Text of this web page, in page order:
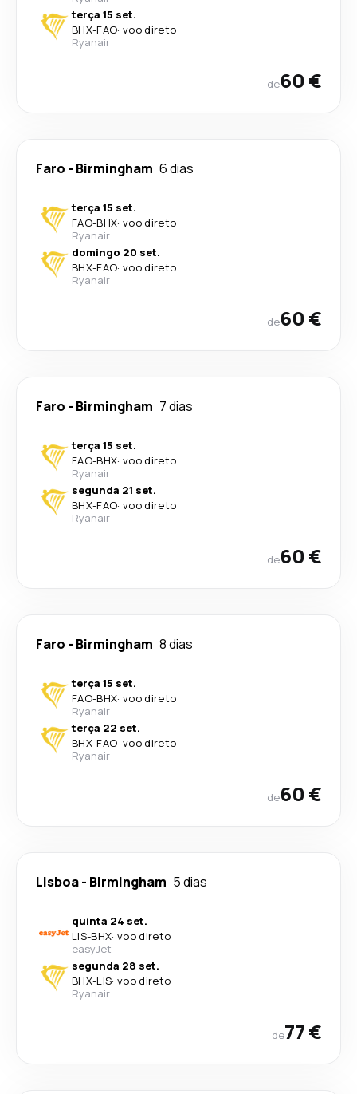
terça 15 set.
BHX-FAO· voo direto
Ryanair
de60 €
Faro - Birmingham 6 dias
terça 15 set.
FAO-BHX· voo direto
Ryanair
domingo 20 set.
BHX-FAO· voo direto
Ryanair
de60 €
Faro - Birmingham 7 dias
terça 15 set.
FAO-BHX· voo direto
Ryanair
segunda 21 set.
BHX-FAO· voo direto
Ryanair
de60 €
Faro - Birmingham 8 dias
terça 15 set.
FAO-BHX· voo direto
Ryanair
terça 22 set.
BHX-FAO· voo direto
Ryanair
de60 €
Lisboa- Birmingham 5 dias
quinta 24 set.
LIS-BHX· voo direto
easyJet
segunda 28 set.
BHX-LIS· voo direto
Ryanair
de77 €